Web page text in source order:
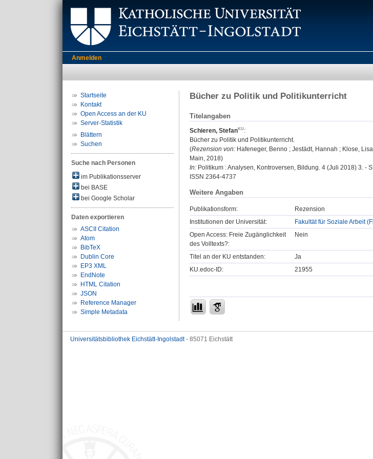
Anmelden
Startseite
Kontakt
Open Access an der KU
Server-Statistik
Blättern
Suchen
Suche nach Personen
im Publikationsserver
bei BASE
bei Google Scholar
Daten exportieren
ASCII Citation
Atom
BibTeX
Dublin Core
EP3 XML
EndNote
HTML Citation
JSON
Reference Manager
Simple Metadata
Bücher zu Politik und Politikunterricht
Titelangaben
Schieren, Stefan
:
Bücher zu Politik und Politikunterricht.
(Rezension von: Hafeneger, Benno ; Jestädt, Hannah ; Klose,
Main, 2018)
In: Politikum : Analysen, Kontroversen, Bildung. 4 (Juli 2018) 3. -
ISSN 2364-4737
Weitere Angaben
Publikationsform:
Rezension
Institutionen der Universität:
Fakultät für Soziale Arbeit
Open Access: Freie Zugänglichkeit
des Volltexts?:
Nein
Titel an der KU entstanden:
Ja
KU.edoc-ID:
21955
Universitätsbibliothek Eichstätt-Ingolstadt- 85071 Eichstätt